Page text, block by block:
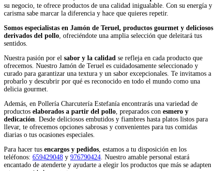
su negocio, te ofrece productos de una calidad inigualable. Con su energía y
carisma sabe marcar la diferencia y hace que quieres repetir.
Somos especialistas en Jamón de Teruel, productos gourmet y deliciosos
derivados del pollo , ofreciéndote una amplia selección que deleitará tus
sentidos.
Nuestra pasión por el sabor y la calidad se refleja en cada producto que
ofrecemos. Nuestro Jamón de Teruel es cuidadosamente seleccionado y
curado para garantizar una textura y un sabor excepcionales. Te invitamos a
probarlo y descubrir por qué es reconocido en todo el mundo como una
delicia gourmet.
Además, en Pollería Charcutería Estefanía encontrarás una variedad de
productos elaborados a partir del pollo , preparados con esmero y
dedicación . Desde deliciosos embutidos y fiambres hasta platos listos para
llevar, te ofrecemos opciones sabrosas y convenientes para tus comidas
diarias o tus ocasiones especiales.
Para hacer tus encargos y pedidos , estamos a tu disposición en los
teléfonos: 659429048 y 976790424 . Nuestro amable personal estará
encantado de atenderte y ayudarte a elegir los productos que más se adapten